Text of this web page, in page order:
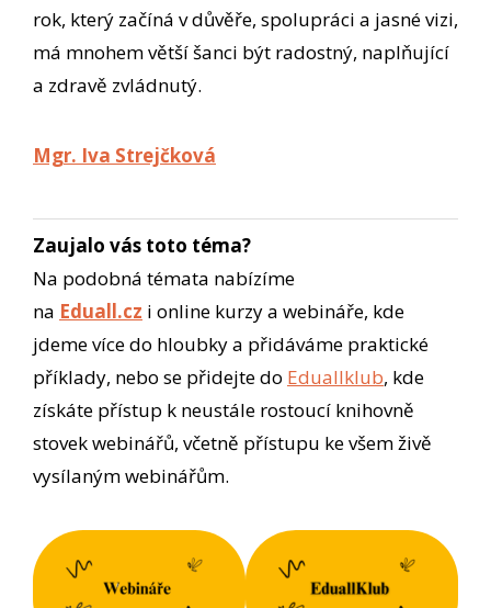
rok, který začíná v důvěře, spolupráci a jasné vizi,
má mnohem větší šanci být radostný, naplňující
a zdravě zvládnutý.
Mgr. Iva Strejčková
Zaujalo vás toto téma?
Na podobná témata nabízíme
na Eduall.cz i online kurzy a webináře, kde
jdeme více do hloubky a přidáváme praktické
příklady, nebo se přidejte do Eduallklub, kde
získáte přístup k neustále rostoucí knihovně
stovek webinářů, včetně přístupu ke všem živě
vysílaným webinářům.